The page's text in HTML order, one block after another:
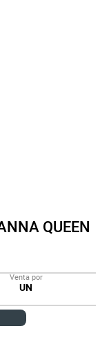
QUEEN
Venta por
UN